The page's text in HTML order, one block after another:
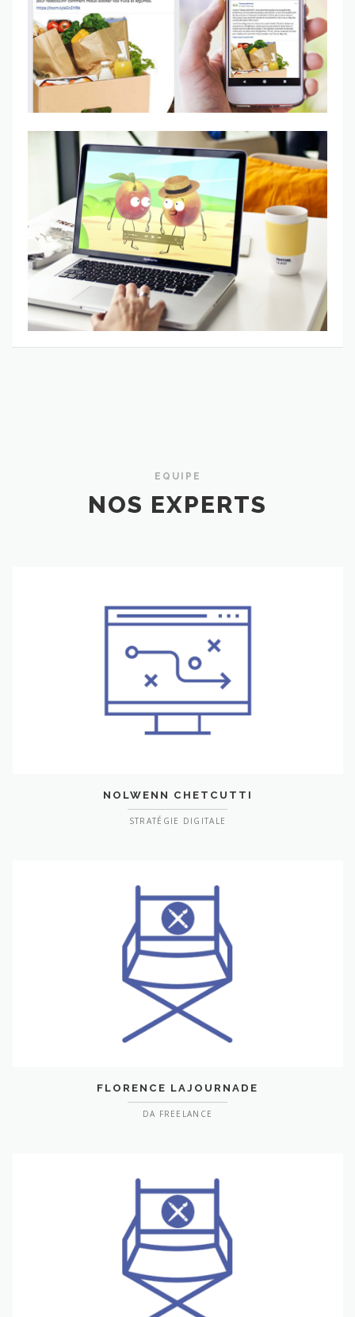
EQUIPE
NOS EXPERTS
NOLWENN CHETCUTTI
STRATÉGIE DIGITALE
FLORENCE LAJOURNADE
DA FREELANCE